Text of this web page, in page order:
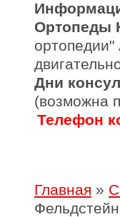
Ортопеды
Дни
(возможна
Телефон
Главная »